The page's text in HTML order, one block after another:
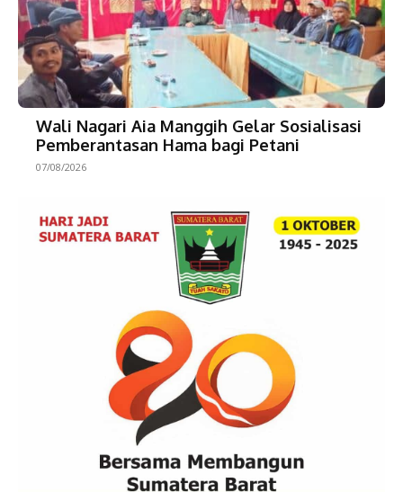
Wali Nagari Aia Manggih Gelar Sosialisasi
Pemberantasan Hama bagi Petani
07/08/2026